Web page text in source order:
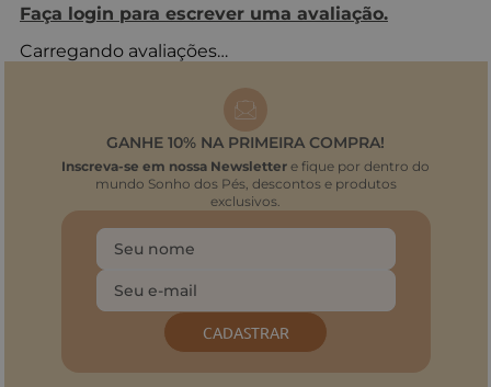
Faça login para escrever uma avaliação.
Carregando avaliações…
GANHE 10% NA PRIMEIRA COMPRA!
Inscreva-se em nossa Newsletter e fique por dentro do
mundo Sonho dos Pés, descontos e produtos
exclusivos.
CADASTRAR